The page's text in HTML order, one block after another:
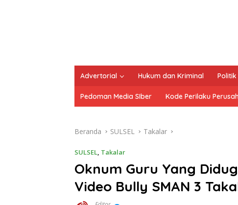
Advertorial Hukum dan Kriminal Politik
Pedoman Media SIber Kode Perilaku
Beranda SULSEL Takalar
SULSEL, Takalar
Oknum Guru Yang
Video Bully SMAN 3